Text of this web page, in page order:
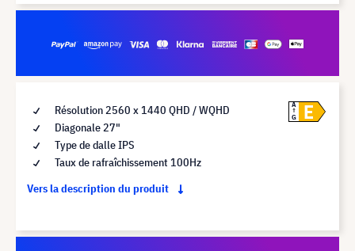
Résolution 2560 x 1440 QHD / WQHD
Diagonale 27"
Type de dalle IPS
Taux de rafraîchissement 100Hz
Vers la description du produit
A
G
E